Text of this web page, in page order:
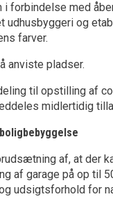
forbindelse med
udhusbyggeri og
farver.
anviste pladser.
til opstilling af
midlertidig
af, at
af garage på op til
udsigtsforhold for